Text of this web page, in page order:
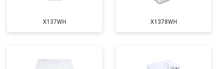
X137WH X1378WH